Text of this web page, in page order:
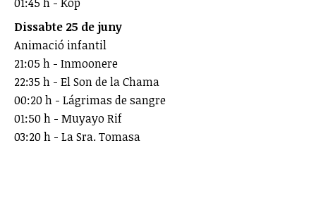
Dissabte 25 de juny
Animació infantil
21:05 h - Inmoonere
22:35 h - El Son de la Chama
00:20 h - Lágrimas de sangre
01:50 h - Muyayo Rif
03:20 h - La Sra. Tomasa